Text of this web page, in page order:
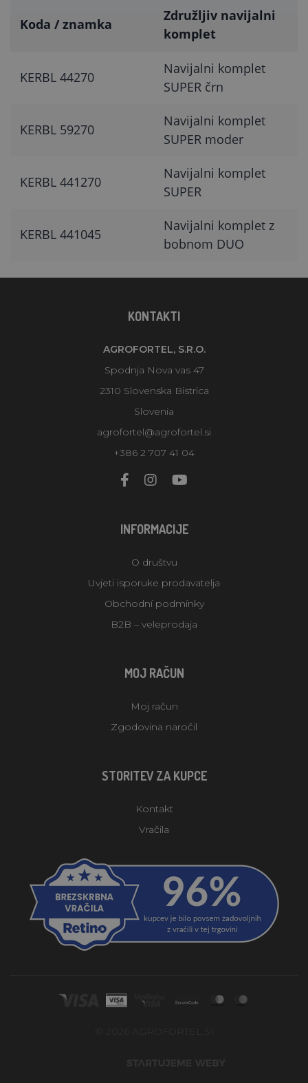
Koda / znamka
Združljiv navijalni
komplet
KERBL 44270
Navijalni komplet
SUPER črn
KERBL 59270
Navijalni komplet
SUPER moder
KERBL 441270
Navijalni komplet
SUPER
KERBL 441045
Navijalni komplet z
bobnom DUO
KONTAKTI
AGROFORTEL, S.R.O.
Spodnja Nova vas 47
2310 Slovenska Bistrica
Slovenia
agrofortel@agrofortel.si
+386 2 707 41 04
INFORMACIJE
O društvu
Uvjeti isporuke prodavatelja
Obchodní podmínky
B2B – veleprodaja
MOJ RAČUN
Moj račun
Zgodovina naročil
STORITEV ZA KUPCE
Kontakt
Vračila